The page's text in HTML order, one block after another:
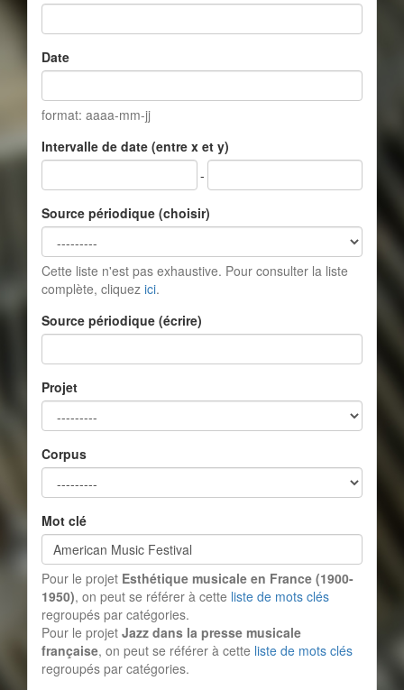
Date
format: aaaa-mm-jj
Intervalle de date (entre x et y)
-
Source périodique (choisir)
Cette liste n'est pas exhaustive. Pour consulter la liste
complète, cliquez ici.
Source périodique (écrire)
Projet
Corpus
Mot clé
Pour le projet Esthétique musicale en France (1900-
1950), on peut se référer à cette liste de mots clés
regroupés par catégories.
Pour le projet Jazz dans la presse musicale
française, on peut se référer à cette liste de mots clés
regroupés par catégories.